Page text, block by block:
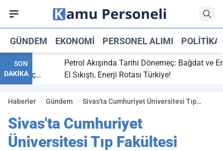
GÜNDEM EKONOMI PERSONEL ALIMI POLITIKA
SON
DAKİKA
bitti,
maç
Petrol Akışında Tarihi Dönemeç: Bağdat ve Erbil
El Sıkıştı, Enerji Rotası Türkiye!
Haberler Gündem
Sivas'ta Cumhuriyet Üniversitesi Tıp
Hastanesi 2024'te Hizmete Girecek
Sivas'ta Cumhuriyet
Üniversitesi Tıp Fakültesi